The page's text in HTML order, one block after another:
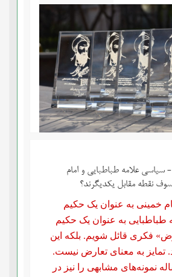
علامه طباطبایی و امام
نقطه مقابل یکدیگرند؟
خمینی به عنوان یک حکیم
به عنوان یک حکیم
فکری قائل شویم. بلکه این
تمایز به معنای تعارض نیست.
نمونه‌های مشابهی را نیز در